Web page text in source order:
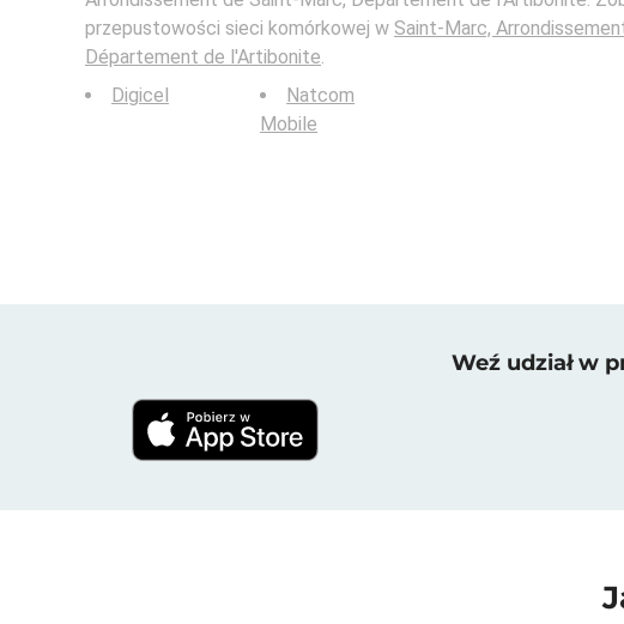
przepustowości sieci komórkowej w Saint-Marc,
Département de l'Artibonite.
Digicel
Natcom
Mobile
Weź udział w